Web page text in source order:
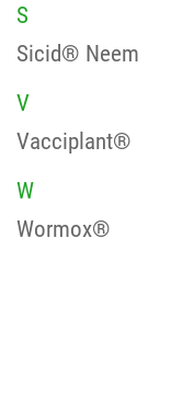
S
Sicid® Neem
V
Vacciplant®
W
Wormox®